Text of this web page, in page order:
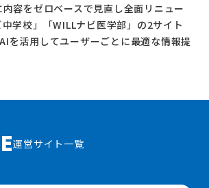
容をゼロベースで見直し全面リニュー
学校」 「WILLナビ医学部」 の2サイト
を活用してユーザーごとに最適な情報提
運営サイト一覧